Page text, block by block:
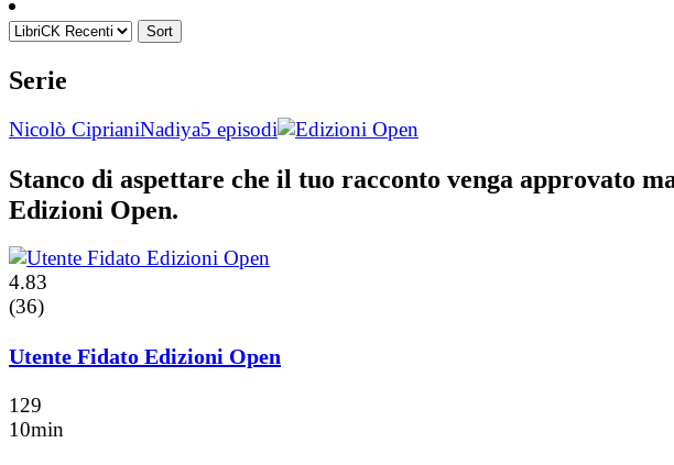
Sort
Serie
Nicolò CiprianiNadiya5 episodi
Stanco di aspettare che il tuo racconto venga approvato
Edizioni Open.
4.83
(36)
Utente Fidato Edizioni Open
129
10min